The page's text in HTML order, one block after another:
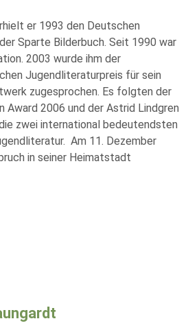
er 1993 den Deutschen
Sparte Bilderbuch. Seit 1990 war
2003 wurde ihm der
Jugendliteraturpreis für sein
zugesprochen. Es folgten der
Award 2006 und der Astrid Lindgren
zwei international bedeutendsten
Am 11. Dezember
in seiner Heimatstadt